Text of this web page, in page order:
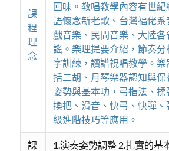
課
程
理
念
回味。教唱教學內容有世
語懷念新老歌、台灣福佬
戲音樂、民間音樂、大陸
謠。樂理提要介紹，節奏
字訓練，讀譜視唱教學。
括二胡、月琴樂器認知與
姿勢與基本功，弓指法、
換把、滑音、快弓、快彈、
級進階技巧等應用。
課
1.演奏姿勢調整 2.扎實的基